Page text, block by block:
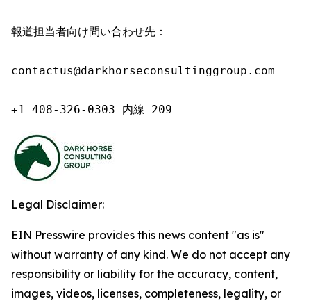
報道担当者向け問い合わせ先：
contactus@darkhorseconsultinggroup.com
+1 408-326-0303 内線 209
Legal Disclaimer:
EIN Presswire provides this news content "as is"
without warranty of any kind. We do not accept any
responsibility or liability for the accuracy, content,
images, videos, licenses, completeness, legality, or